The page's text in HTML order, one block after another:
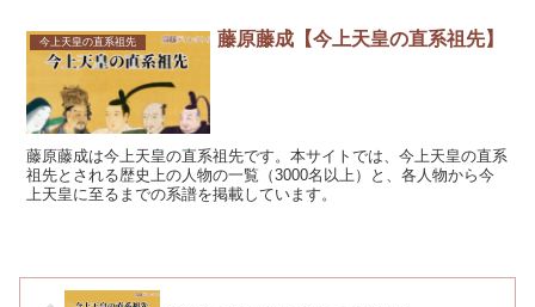
今上天皇の直系祖先 藤原藤成【今上天皇の直系祖先】
藤原藤成は今上天皇の直系祖先です。本サイトでは、今上天皇の直系
祖先とされる歴史上の人物の一覧（3000名以上）と、各人物から今
上天皇に至るまでの系譜を掲載しています。